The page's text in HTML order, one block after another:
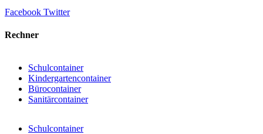
Facebook Twitter
Rechner
Schulcontainer
Kindergartencontainer
Bürocontainer
Sanitärcontainer
Schulcontainer